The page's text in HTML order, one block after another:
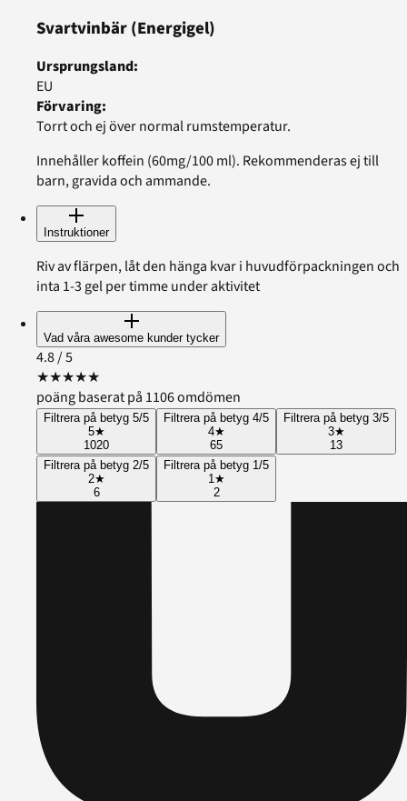
Svartvinbär(Energigel)
Ursprungsland:
EU
Förvaring:
Torrt och ej över normal rumstemperatur.
Innehåller koffein (60mg/100 ml). Rekommenderas ej till
barn, gravida och ammande.
Instruktioner
Riv av flärpen, låt den hänga kvar i huvudförpackningen och
inta 1-3 gel per timme under aktivitet
Vad våra awesome kunder tycker
4.8/ 5
★★★★★
poäng baserat på 1106 omdömen
Filtrera på betyg 5/5
5★
1020
Filtrera på betyg 4/5
4★
65
Filtrera på betyg 3/5
3★
13
Filtrera på betyg 2/5
2★
6
Filtrera på betyg 1/5
1★
2